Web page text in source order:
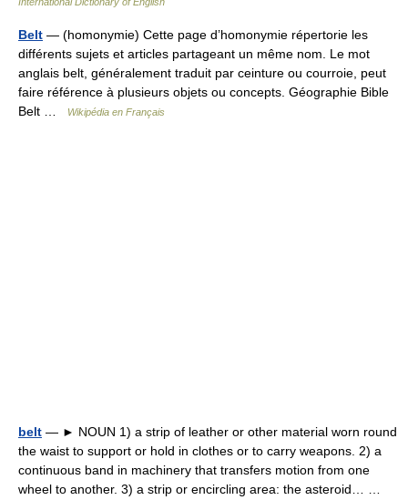
Belt — (homonymie) Cette page d’homonymie répertorie les
différents sujets et articles partageant un même nom. Le mot
anglais belt, généralement traduit par ceinture ou courroie, peut
faire référence à plusieurs objets ou concepts. Géographie Bible
Belt …
Wikipédia en Français
belt — ► NOUN 1) a strip of leather or other material worn round
the waist to support or hold in clothes or to carry weapons. 2) a
continuous band in machinery that transfers motion from one
wheel to another. 3) a strip or encircling area: the asteroid… …